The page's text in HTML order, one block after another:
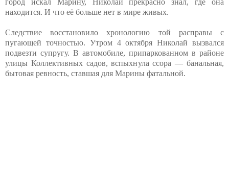
находится. И что её больше нет в мире живых.
Следствие восстановило хронологию той расправы с
пугающей точностью. Утром 4 октября Николай вызвался
подвезти супругу. В автомобиле, припаркованном в районе
улицы Коллективных садов, вспыхнула ссора — банальная,
бытовая ревность, ставшая для Марины фатальной.